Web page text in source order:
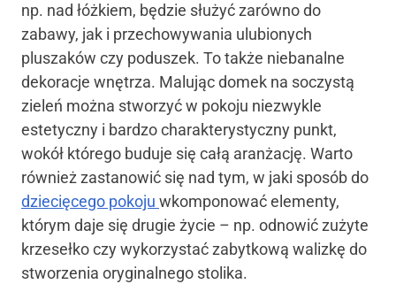
np. nad łóżkiem, będzie służyć zarówno do
zabawy, jak i przechowywania ulubionych
pluszaków czy poduszek. To także niebanalne
dekoracje wnętrza. Malując domek na soczystą
zieleń można stworzyć w pokoju niezwykle
estetyczny i bardzo charakterystyczny punkt,
wokół którego buduje się całą aranżację. Warto
również zastanowić się nad tym, w jaki sposób do
dziecięcego pokoju wkomponować elementy,
którym daje się drugie życie – np. odnowić zużyte
krzesełko czy wykorzystać zabytkową walizkę do
stworzenia oryginalnego stolika.